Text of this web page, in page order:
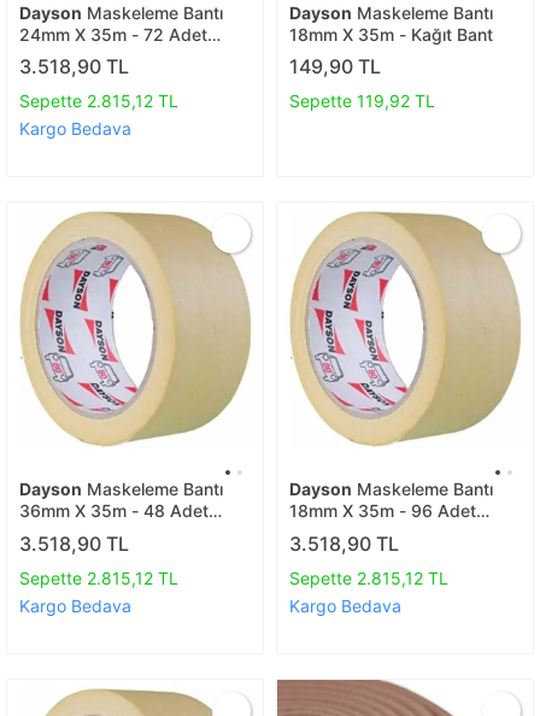
Dayson Maskeleme Bantı
24mm X 35m - 72 Adet
Kağıt Bant
3.518,90 TL
Sepette 2.815,12 TL
Kargo Bedava
Dayson Maskeleme Bantı
18mm X 35m - Kağıt Bant
149,90 TL
Sepette 119,92 TL
Dayson Maskeleme Bantı
36mm X 35m - 48 Adet
Kağıt Bant
3.518,90 TL
Sepette 2.815,12 TL
Kargo Bedava
Dayson Maskeleme Bantı
18mm X 35m - 96 Adet
Kağıt Bant
3.518,90 TL
Sepette 2.815,12 TL
Kargo Bedava